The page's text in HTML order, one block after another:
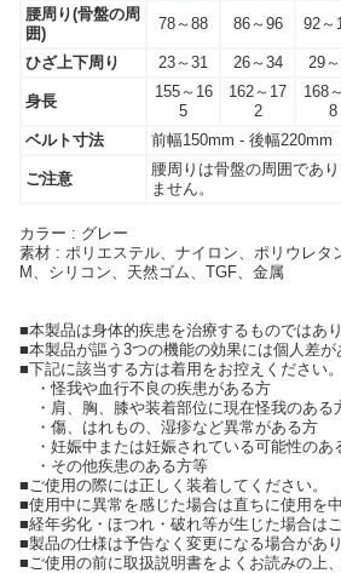
腰周り(骨盤の周
囲)
78～88 86～96 92～
ひざ上下周り 23～31 26～34 29
身長
155～16
5
162～17
2
168
8
ベルト寸法 前幅150mm - 後幅220mm
ご注意
腰周りは骨盤の周囲であ
ません。
カラー : グレー
素材 : ポリエステル、ナイロン、ポリウレタ
M、シリコン、天然ゴム、TGF、金属
■本製品は身体的疾患を治療するものではあり
■本製品が謳う3つの機能の効果には個人差が
■下記に該当する方は着用をお控えください。
・怪我や血行不良の疾患がある方
・肩、胸、膝や装着部位に現在怪我のある
・傷、はれもの、湿疹など異常がある方
・妊娠中または妊娠されている可能性のあ
・その他疾患のある方等
■ご使用の際には正しく装着してください。
■使用中に異常を感じた場合は直ちに使用を
■経年劣化・ほつれ・破れ等が生じた場合は
■製品の仕様は予告なく変更になる場合があり
■ご使用の前に取扱説明書をよくお読みの上